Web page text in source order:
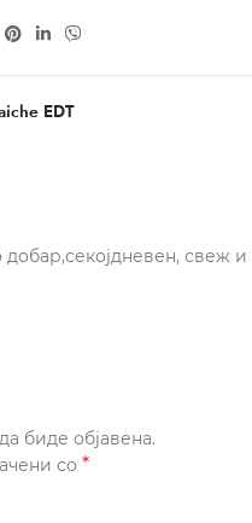
EDT
свеж и
биде објавена.
со *